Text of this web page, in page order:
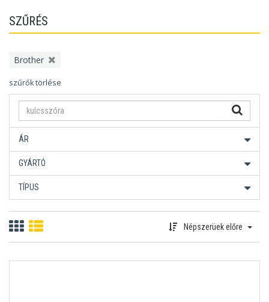
SZŰRÉS
Brother
szűrők törlése
ÁR
GYÁRTÓ
TÍPUS
Népszerüek előre